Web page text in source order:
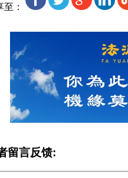
至：
留言反馈: